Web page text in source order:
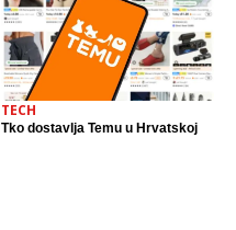
TECH
Tko dostavlja Temu u Hrvatskoj